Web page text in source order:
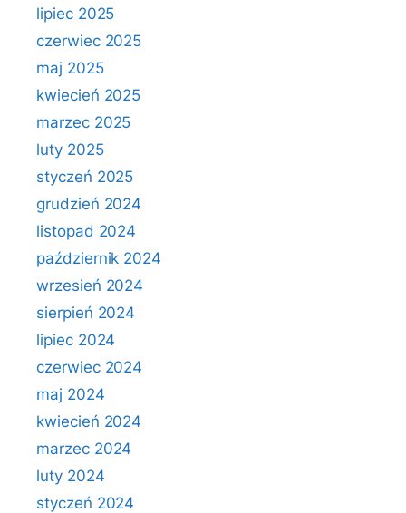
lipiec 2025
czerwiec 2025
maj 2025
kwiecień 2025
marzec 2025
luty 2025
styczeń 2025
grudzień 2024
listopad 2024
październik 2024
wrzesień 2024
sierpień 2024
lipiec 2024
czerwiec 2024
maj 2024
kwiecień 2024
marzec 2024
luty 2024
styczeń 2024